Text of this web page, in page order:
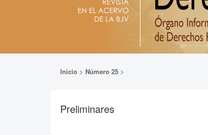
Inicio > Número 25 >
Preliminares